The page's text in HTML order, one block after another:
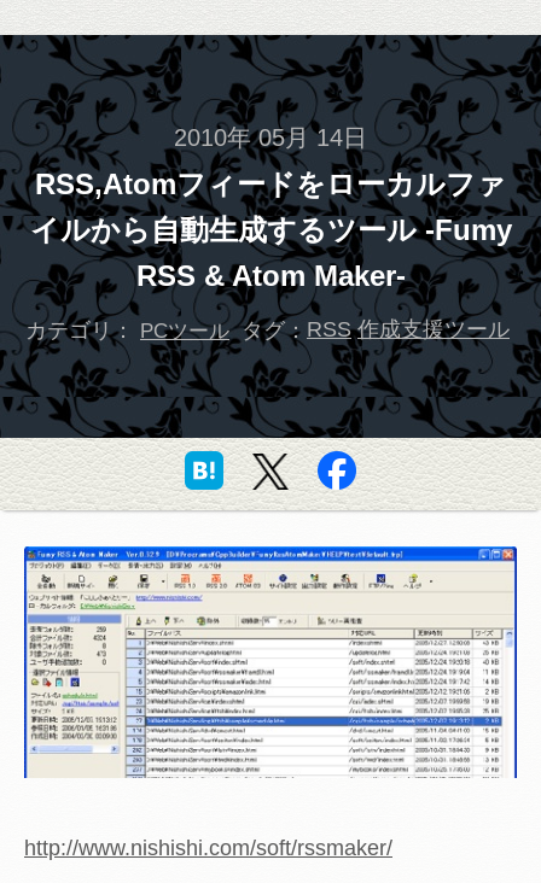
2010年 05月 14日
RSS,Atomフィードをローカルファ
イルから自動生成するツール -Fumy
RSS & Atom Maker-
カテゴリ： PCツール タグ： RSS 作成支援ツール
http://www.nishishi.com/soft/rssmaker/